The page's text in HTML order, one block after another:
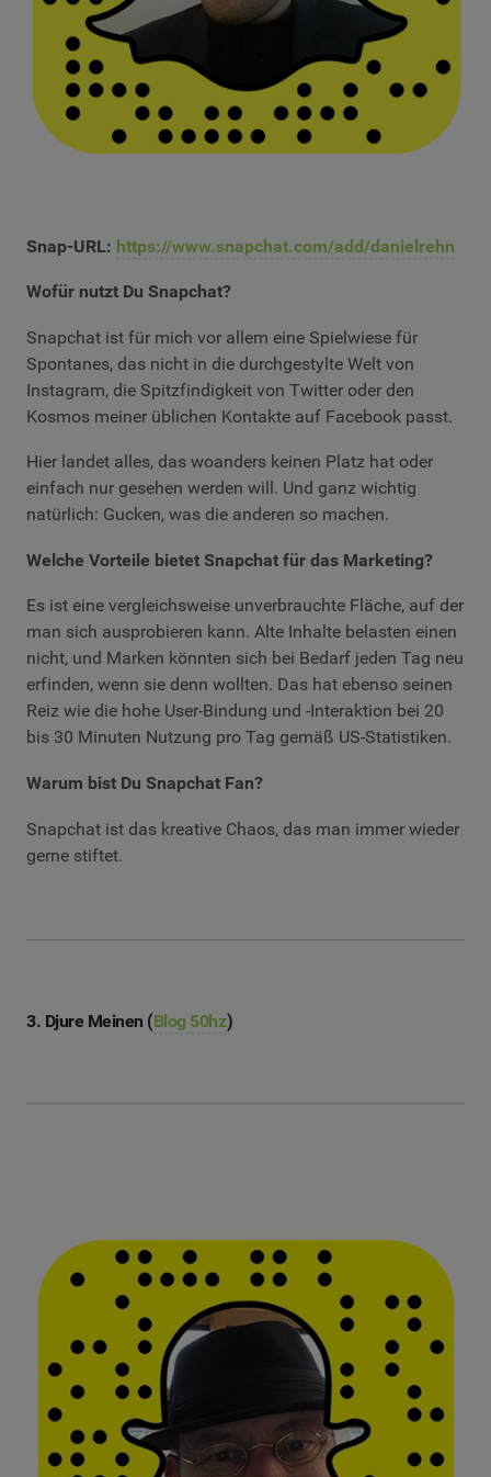
Snap-URL: https://www.snapchat.com/add/danielrehn
Wofür nutzt Du Snapchat?
Snapchat ist für mich vor allem eine Spielwiese für
Spontanes, das nicht in die durchgestylte Welt von
Instagram, die Spitzfindigkeit von Twitter oder den
Kosmos meiner üblichen Kontakte auf Facebook passt.
Hier landet alles, das woanders keinen Platz hat oder
einfach nur gesehen werden will. Und ganz wichtig
natürlich: Gucken, was die anderen so machen.
Welche Vorteile bietet Snapchat für das Marketing?
Es ist eine vergleichsweise unverbrauchte Fläche, auf der
man sich ausprobieren kann. Alte Inhalte belasten einen
nicht, und Marken könnten sich bei Bedarf jeden Tag neu
erfinden, wenn sie denn wollten. Das hat ebenso seinen
Reiz wie die hohe User-Bindung und -Interaktion bei 20
bis 30 Minuten Nutzung pro Tag gemäß US-Statistiken.
Warum bist Du Snapchat Fan?
Snapchat ist das kreative Chaos, das man immer wieder
gerne stiftet.
3. Djure Meinen (Blog 50hz)